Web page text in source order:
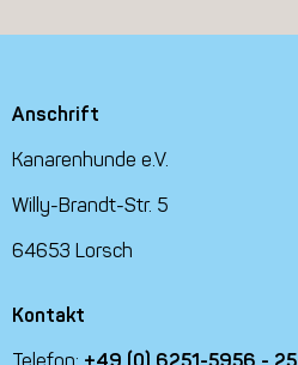
Anschrift
Kanarenhunde e.V.
Willy-Brandt-Str. 5
64653 Lorsch
Kontakt